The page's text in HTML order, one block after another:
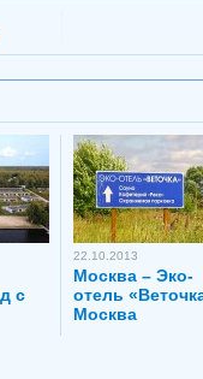
с
22.10.2013
Москва – Эко-
отель
Москва